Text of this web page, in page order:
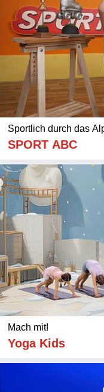
Sportlich durch das
SPORT ABC
Mach mit!
Yoga Kids